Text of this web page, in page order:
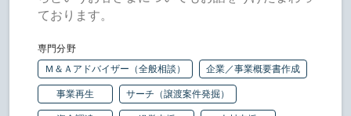
ております。
専門分野
Ｍ＆Ａアドバイザー（全般相談）
企業／事業概要書作成
事業再生 サーチ（譲渡案件発掘）